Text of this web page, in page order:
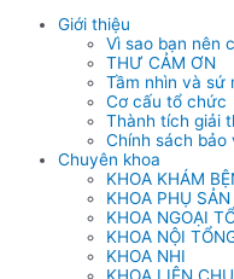
Giới thiệu
Vì sao bạn nên
THƯ CẢM ƠN
Tầm nhìn và sứ
Cơ cấu tổ chức
Thành tích giải
Chính sách bảo
Chuyên khoa
KHOA KHÁM
KHOA PHỤ SẢN
KHOA NGOẠI
KHOA NỘI
KHOA NHI
KHOA LIÊN